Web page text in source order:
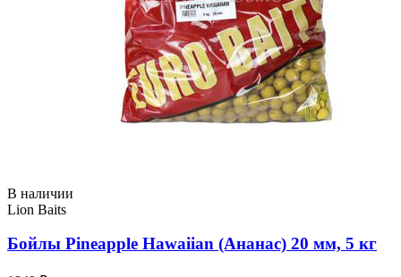
В наличии
Lion Baits
Бойлы Pineapple Hawaiian (Ананас) 20 мм, 5 кг